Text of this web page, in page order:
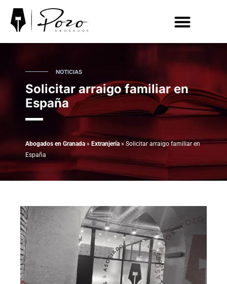
NOTICIAS
Solicitar arraigo familiar en
España
Abogados en Granada » Extranjería » Solicitar arraigo familiar en
España